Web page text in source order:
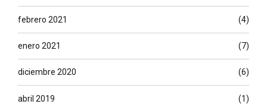
febrero 2021 (4)
enero 2021 (7)
diciembre 2020 (6)
abril 2019 (1)